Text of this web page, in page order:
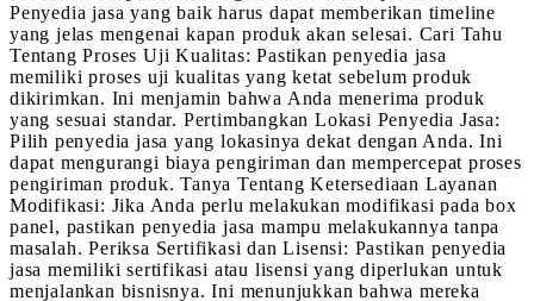
Penyedia jasa yang baik harus dapat memberikan timeline
yang jelas mengenai kapan produk akan selesai. Cari Tahu
Tentang Proses Uji Kualitas: Pastikan penyedia jasa
memiliki proses uji kualitas yang ketat sebelum produk
dikirimkan. Ini menjamin bahwa Anda menerima produk
yang sesuai standar. Pertimbangkan Lokasi Penyedia Jasa:
Pilih penyedia jasa yang lokasinya dekat dengan Anda. Ini
dapat mengurangi biaya pengiriman dan mempercepat proses
pengiriman produk. Tanya Tentang Ketersediaan Layanan
Modifikasi: Jika Anda perlu melakukan modifikasi pada box
panel, pastikan penyedia jasa mampu melakukannya tanpa
masalah. Periksa Sertifikasi dan Lisensi: Pastikan penyedia
jasa memiliki sertifikasi atau lisensi yang diperlukan untuk
menjalankan bisnisnya. Ini menunjukkan bahwa mereka